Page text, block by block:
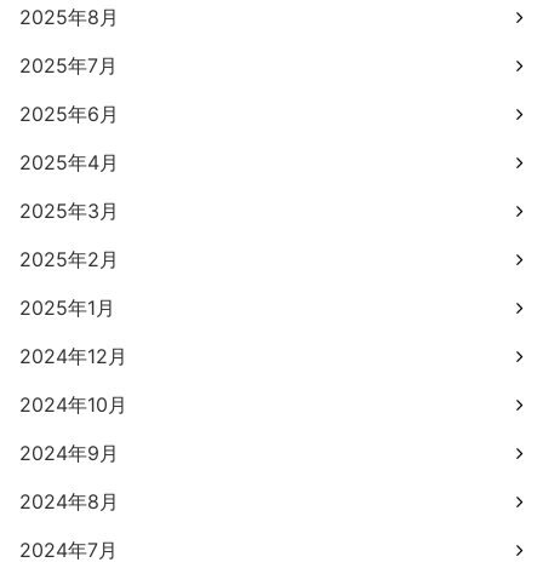
2025年8月
2025年7月
2025年6月
2025年4月
2025年3月
2025年2月
2025年1月
2024年12月
2024年10月
2024年9月
2024年8月
2024年7月